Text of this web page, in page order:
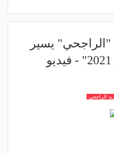
"الراجحي" يسير
الراجحي